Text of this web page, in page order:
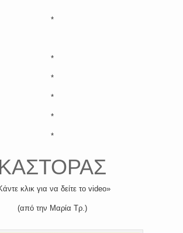
*
*
*
*
*
*
ΚΑΣΤΟΡΑΣ
κλικ για να δείτε το video»
(από την Μαρία Τρ.)